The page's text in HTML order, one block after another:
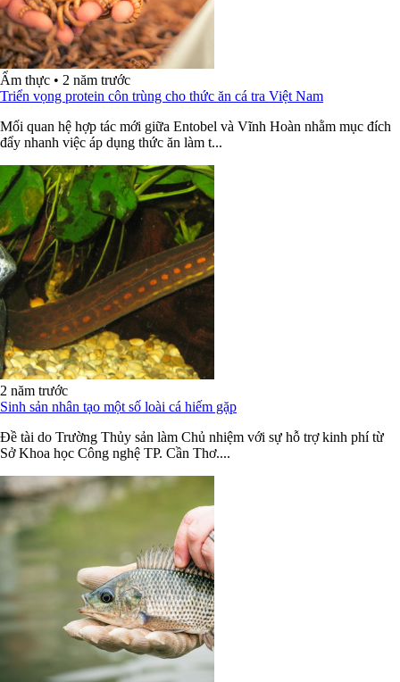
Ẩm thực • 2 năm trước
Triển vọng protein côn trùng cho thức ăn cá tra Việt Nam
Mối quan hệ hợp tác mới giữa Entobel và Vĩnh Hoàn nhằm mục đích
đẩy nhanh việc áp dụng thức ăn làm t...
2 năm trước
Sinh sản nhân tạo một số loài cá hiếm gặp
Đề tài do Trường Thủy sản làm Chủ nhiệm với sự hỗ trợ kinh phí từ
Sở Khoa học Công nghệ TP. Cần Thơ....